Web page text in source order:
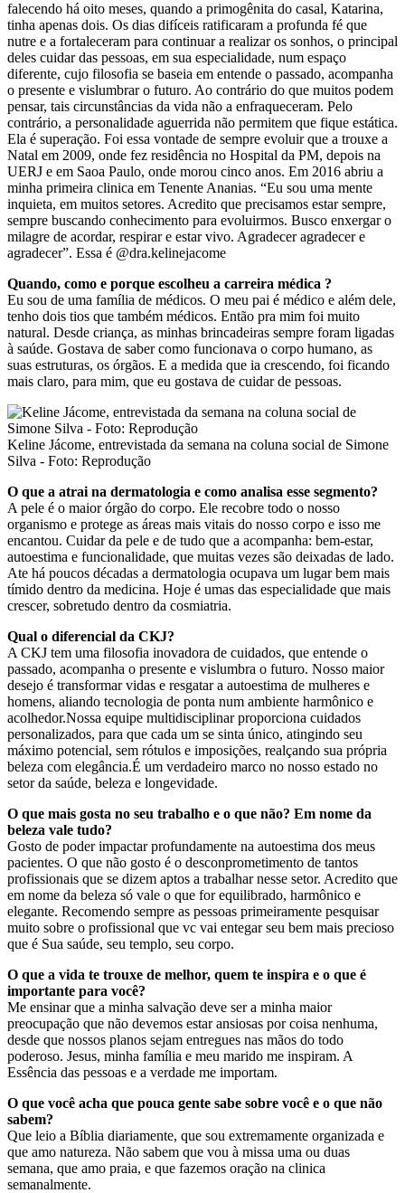
falecendo há oito meses, quando a primogênita do casal, Katarina,
tinha apenas dois. Os dias difíceis ratificaram a profunda fé que
nutre e a fortaleceram para continuar a realizar os sonhos, o principal
deles cuidar das pessoas, em sua especialidade, num espaço
diferente, cujo filosofia se baseia em entende o passado, acompanha
o presente e vislumbrar o futuro. Ao contrário do que muitos podem
pensar, tais circunstâncias da vida não a enfraqueceram. Pelo
contrário, a personalidade aguerrida não permitem que fique estática.
Ela é superação. Foi essa vontade de sempre evoluir que a trouxe a
Natal em 2009, onde fez residência no Hospital da PM, depois na
UERJ e em Saoa Paulo, onde morou cinco anos. Em 2016 abriu a
minha primeira clinica em Tenente Ananias. “Eu sou uma mente
inquieta, em muitos setores. Acredito que precisamos estar sempre,
sempre buscando conhecimento para evoluirmos. Busco enxergar o
milagre de acordar, respirar e estar vivo. Agradecer agradecer e
agradecer”. Essa é @dra.kelinejacome
Quando, como e porque escolheu a carreira médica ?
Eu sou de uma família de médicos. O meu pai é médico e além dele,
tenho dois tios que também médicos. Então pra mim foi muito
natural. Desde criança, as minhas brincadeiras sempre foram ligadas
à saúde. Gostava de saber como funcionava o corpo humano, as
suas estruturas, os órgãos. E a medida que ia crescendo, foi ficando
mais claro, para mim, que eu gostava de cuidar de pessoas.
Keline Jácome, entrevistada da semana na coluna social de Simone
Silva - Foto: Reprodução
O que a atrai na dermatologia e como analisa esse segmento?
A pele é o maior órgão do corpo. Ele recobre todo o nosso
organismo e protege as áreas mais vitais do nosso corpo e isso me
encantou. Cuidar da pele e de tudo que a acompanha: bem-estar,
autoestima e funcionalidade, que muitas vezes são deixadas de lado.
Ate há poucos décadas a dermatologia ocupava um lugar bem mais
tímido dentro da medicina. Hoje é umas das especialidade que mais
crescer, sobretudo dentro da cosmiatria.
Qual o diferencial da CKJ?
A CKJ tem uma filosofia inovadora de cuidados, que entende o
passado, acompanha o presente e vislumbra o futuro. Nosso maior
desejo é transformar vidas e resgatar a autoestima de mulheres e
homens, aliando tecnologia de ponta num ambiente harmônico e
acolhedor.Nossa equipe multidisciplinar proporciona cuidados
personalizados, para que cada um se sinta único, atingindo seu
máximo potencial, sem rótulos e imposições, realçando sua própria
beleza com elegância.É um verdadeiro marco no nosso estado no
setor da saúde, beleza e longevidade.
O que mais gosta no seu trabalho e o que não? Em nome da
beleza vale tudo?
Gosto de poder impactar profundamente na autoestima dos meus
pacientes. O que não gosto é o desconprometimento de tantos
profissionais que se dizem aptos a trabalhar nesse setor. Acredito que
em nome da beleza só vale o que for equilibrado, harmônico e
elegante. Recomendo sempre as pessoas primeiramente pesquisar
muito sobre o profissional que vc vai entegar seu bem mais precioso
que é Sua saúde, seu templo, seu corpo.
O que a vida te trouxe de melhor, quem te inspira e o que é
importante para você?
Me ensinar que a minha salvação deve ser a minha maior
preocupação que não devemos estar ansiosas por coisa nenhuma,
desde que nossos planos sejam entregues nas mãos do todo
poderoso. Jesus, minha família e meu marido me inspiram. A
Essência das pessoas e a verdade me importam.
O que você acha que pouca gente sabe sobre você e o que não
sabem?
Que leio a Bíblia diariamente, que sou extremamente organizada e
que amo natureza. Não sabem que vou à missa uma ou duas
semana, que amo praia, e que fazemos oração na clinica
semanalmente.